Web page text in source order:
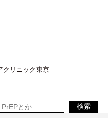
クリニック東京
検索